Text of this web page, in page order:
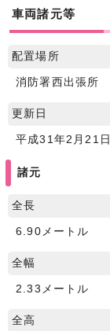
車両諸元等
配置場所
消防署西出張所
更新日
平成31年2月21日
諸元
全長
6.90メートル
全幅
2.33メートル
全高